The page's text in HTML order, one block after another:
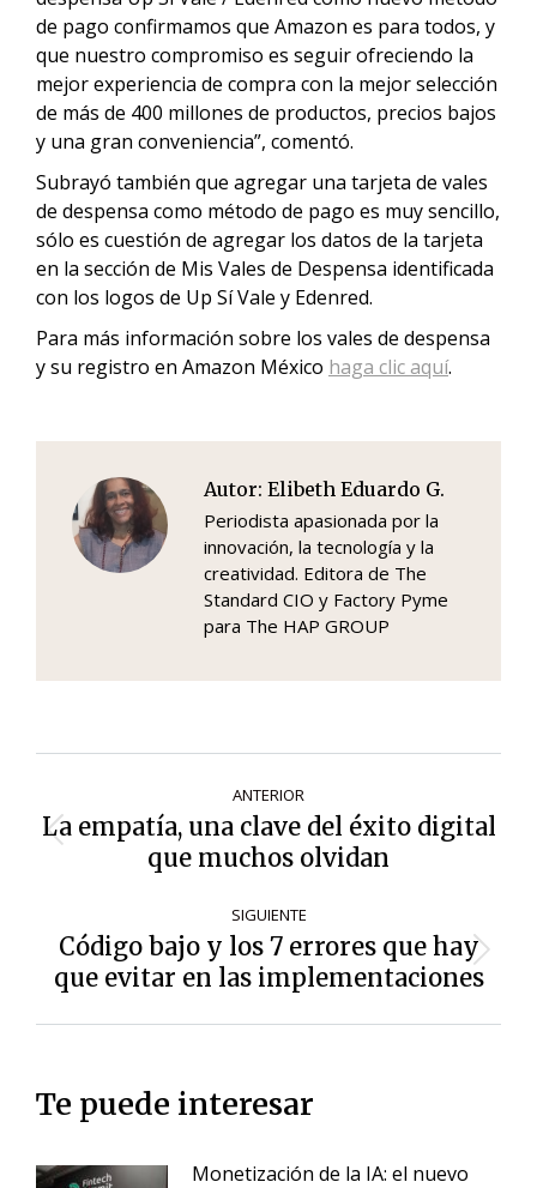
de pago confirmamos que Amazon es para todos, y
que nuestro compromiso es seguir ofreciendo la
mejor experiencia de compra con la mejor selección
de más de 400 millones de productos, precios bajos
y una gran conveniencia”, comentó.
Subrayó también que agregar una tarjeta de vales
de despensa como método de pago es muy sencillo,
sólo es cuestión de agregar los datos de la tarjeta
en la sección de Mis Vales de Despensa identificada
con los logos de Up Sí Vale y Edenred.
Para más información sobre los vales de despensa
y su registro en Amazon México haga clic aquí.
Autor: Elibeth Eduardo G.
Periodista apasionada por la
innovación, la tecnología y la
creatividad. Editora de The
Standard CIO y Factory Pyme
para The HAP GROUP
de
entradas
ANTERIOR
Entrada
anterior:
La empatía, una clave del éxito digital
que muchos olvidan
SIGUIENTE
Siguiente
entrada:
Código bajo y los 7 errores que hay
que evitar en las implementaciones
Te puede interesar
Monetización de la IA: el nuevo